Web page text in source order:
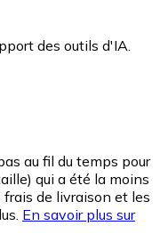
des outils d'IA.
au fil du temps pour
qui a été la moins
de livraison et les
En savoir plus sur